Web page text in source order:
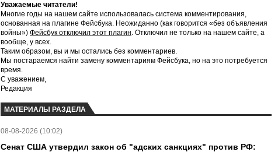
Уважаемые читатели!
Многие годы на нашем сайте использовалась система комментирования,
основанная на плагине Фейсбука. Неожиданно (как говорится «без объявления
войны») Фейсбук отключил этот плагин. Отключил не только на нашем сайте, а
вообще, у всех.
Таким образом, вы и мы остались без комментариев.
Мы постараемся найти замену комментариям Фейсбука, но на это потребуется
время.
С уважением,
Редакция
МАТЕРИАЛЫ РАЗДЕЛА
08-08-2026 (10:02)
Сенат США утвердил закон об "адских санкциях" против РФ: